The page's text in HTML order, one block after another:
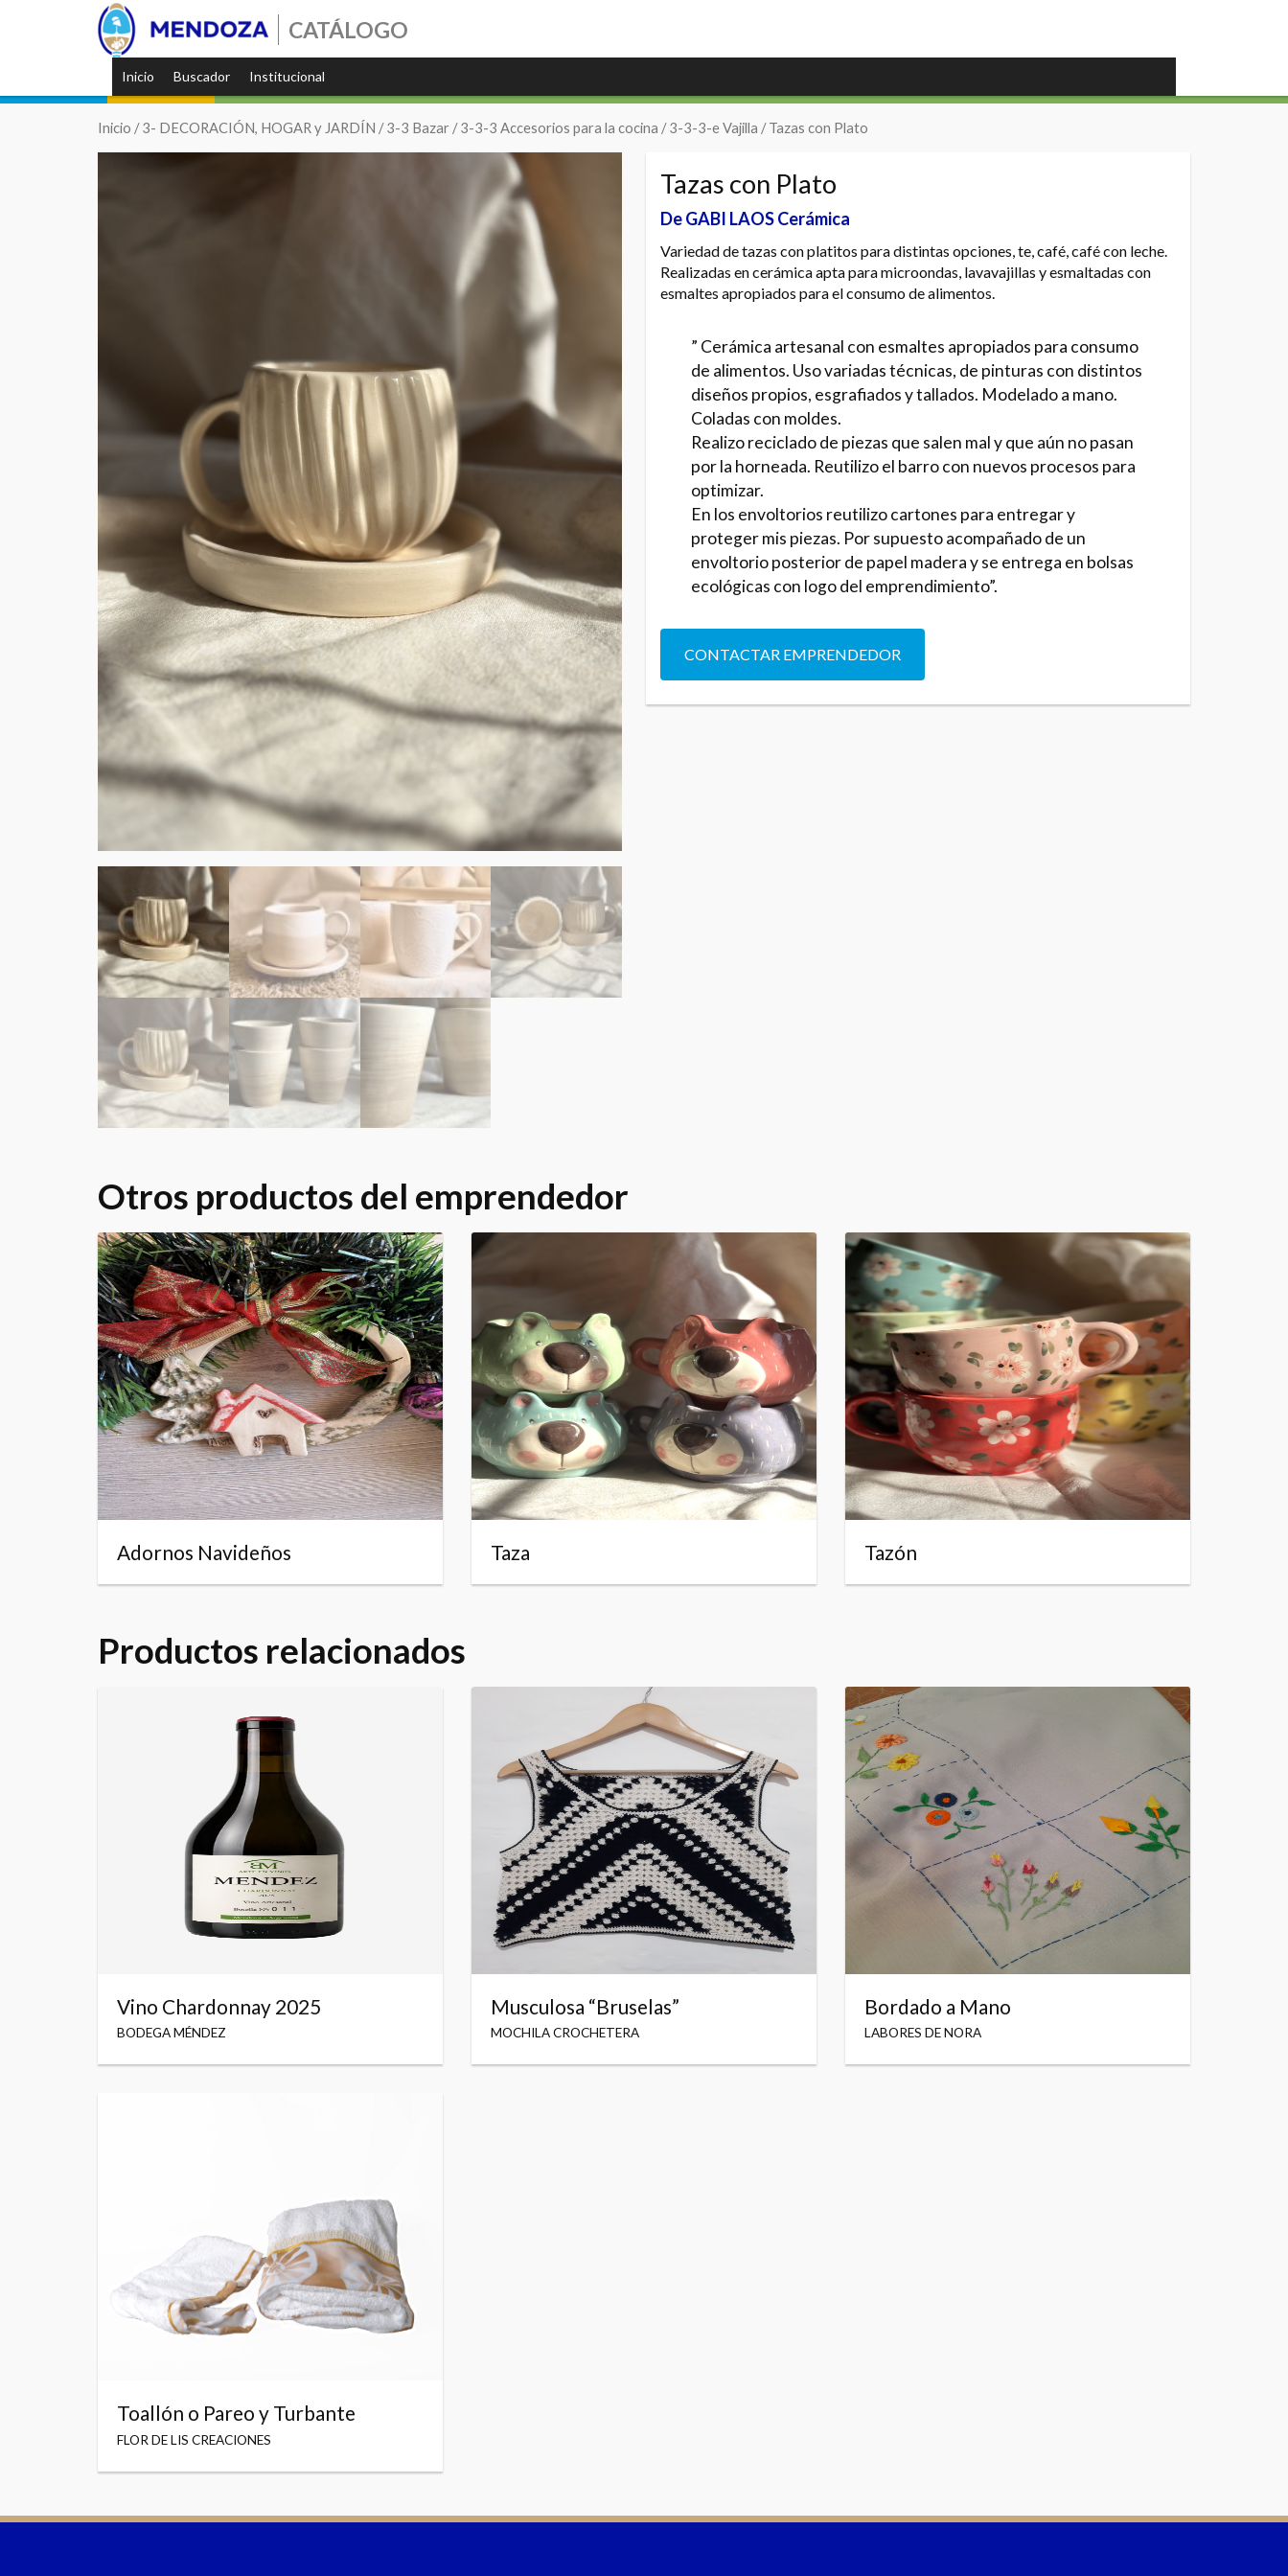
CATÁLOGO
Inicio Buscador Institucional
Inicio /3- DECORACIÓN, HOGAR y JARDÍN /3-3 Bazar /3-3-3 Accesorios para la cocina /3-3-3-e Vajilla / Tazas con Plato
Tazas con Plato
De GABI LAOS Cerámica
Variedad de tazas con platitos para distintas opciones, te, café, café con leche.
Realizadas en cerámica apta para microondas, lavavajillas y esmaltadas con
esmaltes apropiados para el consumo de alimentos.
” Cerámica artesanal con esmaltes apropiados para consumo
de alimentos. Uso variadas técnicas, de pinturas con distintos
diseños propios, esgrafiados y tallados. Modelado a mano.
Coladas con moldes.
Realizo reciclado de piezas que salen mal y que aún no pasan
por la horneada. Reutilizo el barro con nuevos procesos para
optimizar.
En los envoltorios reutilizo cartones para entregar y
proteger mis piezas. Por supuesto acompañado de un
envoltorio posterior de papel madera y se entrega en bolsas
ecológicas con logo del emprendimiento”.
CONTACTAR EMPRENDEDOR
Otros productos del emprendedor
Adornos Navideños Taza Tazón
Productos relacionados
Vino Chardonnay 2025
BODEGA MÉNDEZ
Musculosa “Bruselas”
MOCHILA CROCHETERA
Bordado a Mano
LABORES DE NORA
Toallón o Pareo y Turbante
FLOR DE LIS CREACIONES